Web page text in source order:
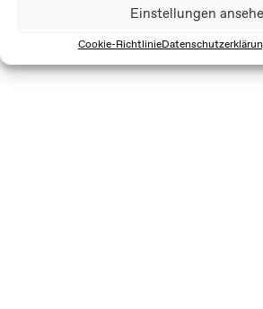
Einstellungen
Cookie-Richtlinie